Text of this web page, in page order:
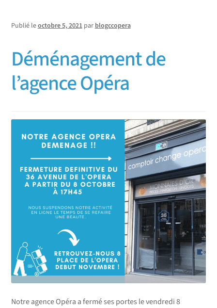
Publié leoctobre 5, 2021 parblogccopera
Déménagement de
l’agence Opéra
Notre agence Opéra a fermé ses portes le vendredi 8